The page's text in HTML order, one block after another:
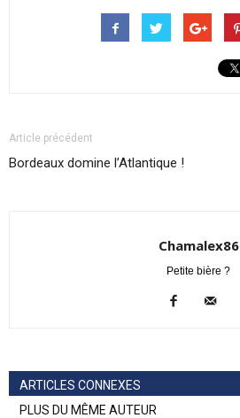
Article précédent
Bordeaux domine l’Atlantique !
Chamalex86
Petite bière ?
ARTICLES CONNEXES
PLUS DU MÊME AUTEUR